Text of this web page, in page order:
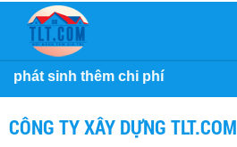
CÔNG TY XÂY DỰNG TLT.COM